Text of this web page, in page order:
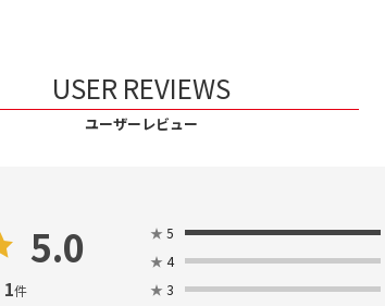
USER REVIEWS
ユーザーレビュー
5.0
1件
★ 5
★ 4
★ 3